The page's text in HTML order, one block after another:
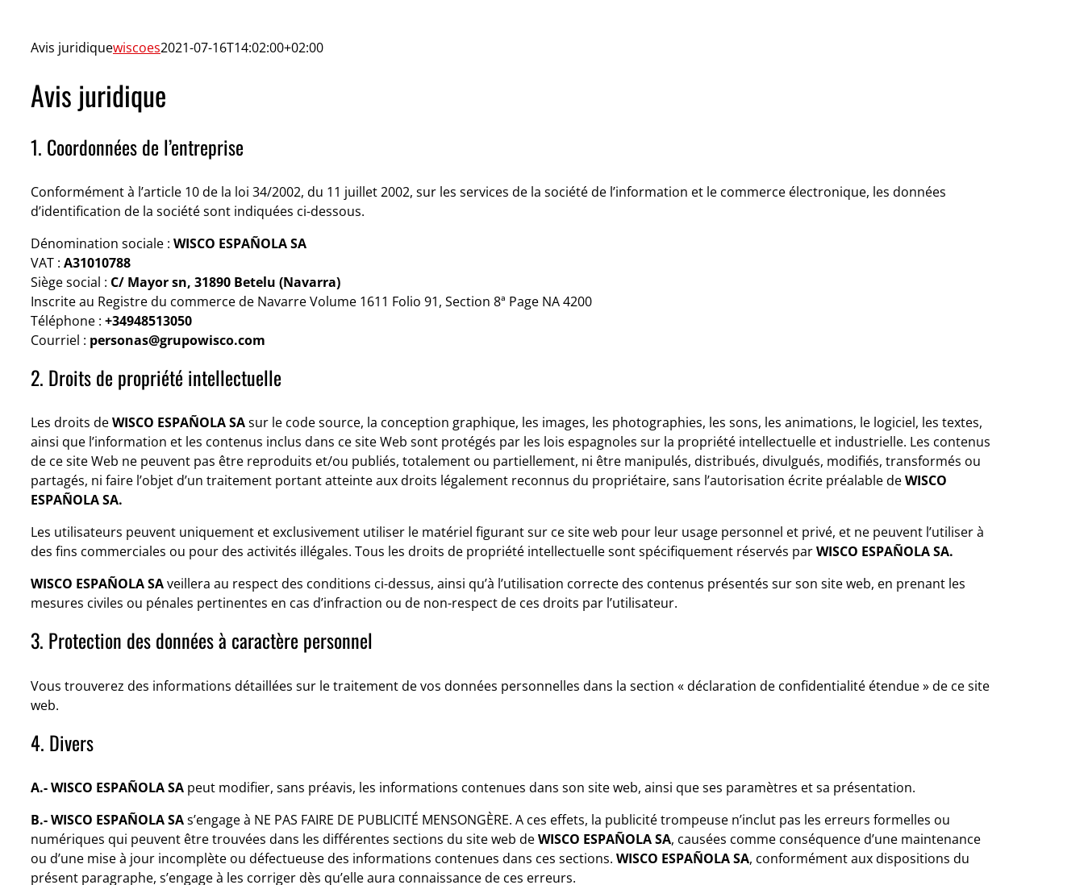
Avis juridiquewiscoes2021-07-16T14:02:00+02:00
Avis juridique
1. Coordonnées de l’entreprise
Conformément à l’article 10 de la loi 34/2002, du 11 juillet 2002, sur les services de la société de l’information et le commerce électronique, les données
d’identification de la société sont indiquées ci-dessous.
Dénomination sociale : WISCO ESPAÑOLA SA
VAT : A31010788
Siège social : C/ Mayor sn, 31890 Betelu (Navarra)
Inscrite au Registre du commerce de Navarre Volume 1611 Folio 91, Section 8ª Page NA 4200
Téléphone : +34948513050
Courriel : personas@grupowisco.com
2. Droits de propriété intellectuelle
Les droits deWISCO ESPAÑOLA SAsur le code source, la conception graphique, les images, les photographies, les sons, les animations, le logiciel, les textes,
ainsi que l’information et les contenus inclus dans ce site Web sont protégés par les lois espagnoles sur la propriété intellectuelle et industrielle. Les contenus
de ce site Web ne peuvent pas être reproduits et/ou publiés, totalement ou partiellement, ni être manipulés, distribués, divulgués, modifiés, transformés ou
partagés, ni faire l’objet d’un traitement portant atteinte aux droits légalement reconnus du propriétaire, sans l’autorisation écrite préalable deWISCO
ESPAÑOLA SA.
Les utilisateurs peuvent uniquement et exclusivement utiliser le matériel figurant sur ce site web pour leur usage personnel et privé, et ne peuvent l’utiliser à
des fins commerciales ou pour des activités illégales. Tous les droits de propriété intellectuelle sont spécifiquement réservés parWISCO ESPAÑOLA SA.
WISCO ESPAÑOLA SAveillera au respect des conditions ci-dessus, ainsi qu’à l’utilisation correcte des contenus présentés sur son site web, en prenant les
mesures civiles ou pénales pertinentes en cas d’infraction ou de non-respect de ces droits par l’utilisateur.
3. Protection des données à caractère personnel
Vous trouverez des informations détaillées sur le traitement de vos données personnelles dans la section « déclaration de confidentialité étendue » de ce site
web.
4. Divers
A.- WISCO ESPAÑOLA SA peut modifier, sans préavis, les informations contenues dans son site web, ainsi que ses paramètres et sa présentation.
B.- WISCO ESPAÑOLA SAs’engage à NE PAS FAIRE DE PUBLICITÉ MENSONGÈRE. A ces effets, la publicité trompeuse n’inclut pas les erreurs formelles ou
numériques qui peuvent être trouvées dans les différentes sections du site web deWISCO ESPAÑOLA SA, causées comme conséquence d’une maintenance
ou d’une mise à jour incomplète ou défectueuse des informations contenues dans ces sections. WISCO ESPAÑOLA SA, conformément aux dispositions du
présent paragraphe, s’engage à les corriger dès qu’elle aura connaissance de ces erreurs.